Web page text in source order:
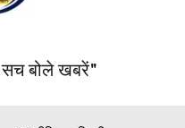
बोले खबरें"